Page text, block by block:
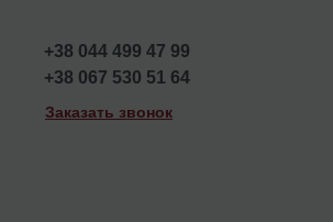
+38 044 499 47 99
+38 067 530 51 64
Заказать звонок